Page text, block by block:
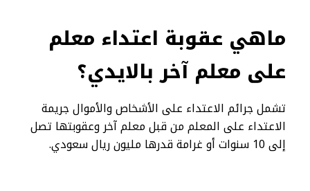
ماهي عقوبة اعتداء معلم
على معلم آخر بالايدي؟
تشمل جرائم الاعتداء على الأشخاص والأموال جريمة
الاعتداء على المعلم من قبل معلم آخر وعقوبتها تصل
إلى 10 سنوات أو غرامة قدرها مليون ريال سعودي.